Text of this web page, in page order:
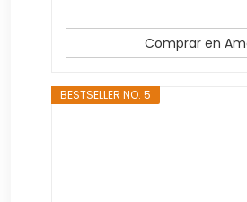
Comprar en
BESTSELLER NO. 5